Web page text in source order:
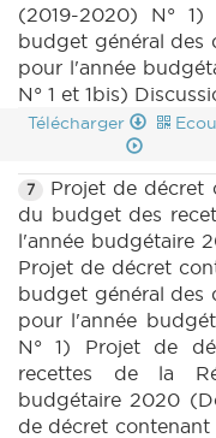
(2019-2020) N°
budget général des
pour l'année
N° 1 et 1bis)
Télécharger
7
Projet de décret
du budget des
l'année budgétaire
Projet de décret
budget général des
pour l'année
N° 1) Projet de
recettes de la
budgétaire 2020
de décret